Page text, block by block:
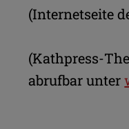
(Internetseite
(Kathpress-
abrufbar unter